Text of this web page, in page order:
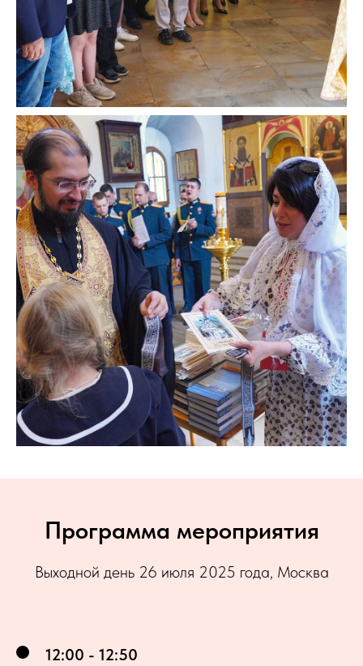
Программа мероприятия
Выходной день 26 июля 2025 года, Москва
12:00 - 12:50